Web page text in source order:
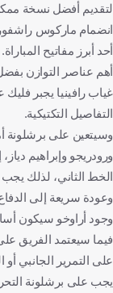
لتقديم أفضل نسخة
انضمام ماركوس
أحد أبرز مفاتيح
أهم عناصر التوازن
غياب رافينيا يجبر فليك
التفاصيل التكتيكية.
وسيتعين على برشلونة
ورودريجو وإبراهيم
الخط الثاني، لذلك
وعودة سريعة إلى
وجود أراوخو سيكون
فيما سيعتمد الفريق
على التمرير الجانبي أو
يجب على برشلونة